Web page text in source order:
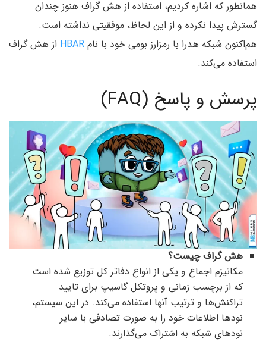
همانطور که اشاره کردیم، استفاده از هش گراف هنوز چندان
گسترش پیدا نکرده و از این لحاظ، موفقیتی نداشته است.
هم‌‌اکنون شبکه هدرا با رمزارز بومی خود با نام HBAR از هش گراف
استفاده می‌کند.
پرسش و پاسخ (FAQ)
هش گراف چیست؟
مکانیزم اجماع و یکی از انواع دفاتر کل توزیع شده است
که از برچسب زمانی و پروتکل گاسیپ برای تایید
تراکنش‌ها و ترتیب آنها استفاده می‌کند. در این سیستم،
نودها اطلاعات خود را به صورت تصادفی با سایر
نودهای شبکه به اشتراک می‌گذارند.